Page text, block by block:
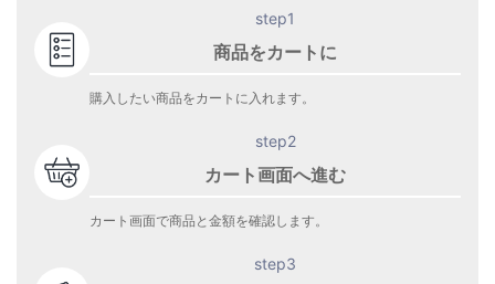
step1
商品をカートに
購入したい商品をカートに入れます。
step2
カート画面へ進む
カート画面で商品と金額を確認します。
step3